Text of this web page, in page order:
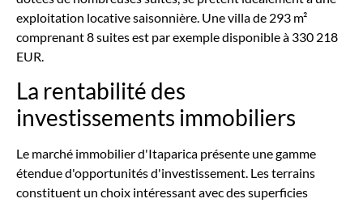
exploitation locative saisonnière. Une villa de 293 m²
comprenant 8 suites est par exemple disponible à 330 218
EUR.
La rentabilité des
investissements immobiliers
Le marché immobilier d'Itaparica présente une gamme
étendue d'opportunités d'investissement. Les terrains
constituent un choix intéressant avec des superficies